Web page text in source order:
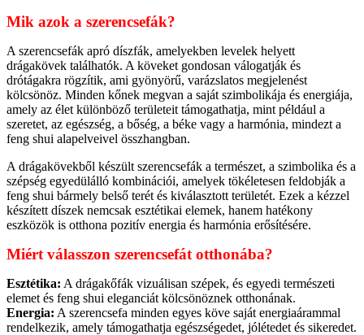
Mik azok a szerencsefák?
A szerencsefák apró díszfák, amelyekben levelek helyett
drágakövek találhatók. A köveket gondosan válogatják és
drótágakra rögzítik, ami gyönyörű, varázslatos megjelenést
kölcsönöz. Minden kőnek megvan a saját szimbolikája és energiája,
amely az élet különböző területeit támogathatja, mint például a
szeretet, az egészség, a bőség, a béke vagy a harmónia, mindezt a
feng shui alapelveivel összhangban.
A drágakövekből készült szerencsefák a természet, a szimbolika és a
szépség egyedülálló kombinációi, amelyek tökéletesen feldobják a
feng shui bármely belső terét és kiválasztott területét. Ezek a kézzel
készített díszek nemcsak esztétikai elemek, hanem hatékony
eszközök is otthona pozitív energia és harmónia erősítésére.
Miért válasszon szerencsefát otthonába?
Esztétika: A drágakőfák vizuálisan szépek, és egyedi természeti
elemet és feng shui eleganciát kölcsönöznek otthonának.
Energia: A szerencsefa minden egyes köve saját energiaárammal
rendelkezik, amely támogathatja egészségedet, jólétedet és sikeredet.